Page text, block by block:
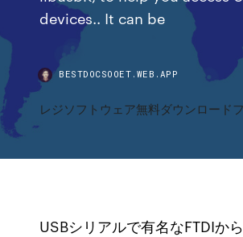
devices.. It can be
BESTDOCSOOET.WEB.APP
レジソフトウェア無料ダウンロード
USBシリアルで有名なFTDIか